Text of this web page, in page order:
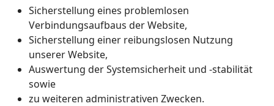
Sicherstellung eines problemlosen
Verbindungsaufbaus der Website,
Sicherstellung einer reibungslosen Nutzung
unserer Website,
Auswertung der Systemsicherheit und -stabilität
sowie
zu weiteren administrativen Zwecken.